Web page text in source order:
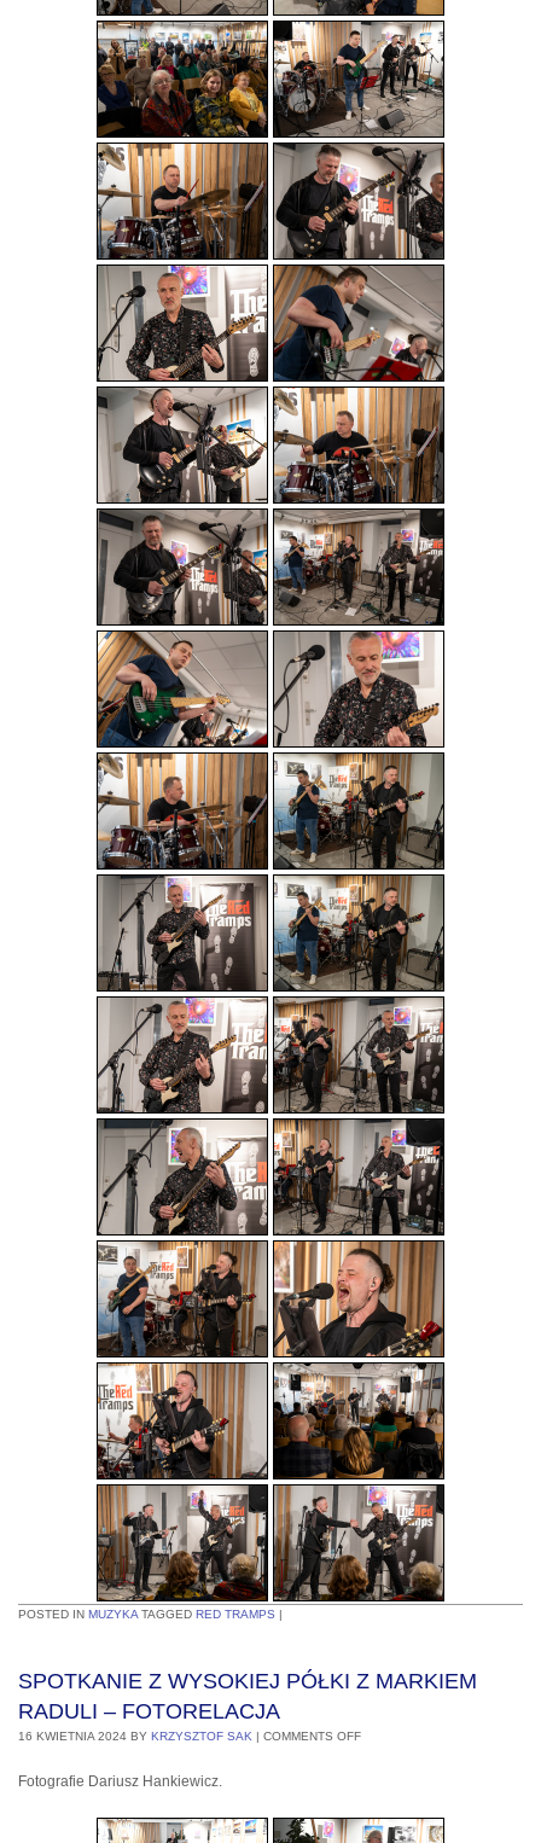
POSTED IN MUZYKA TAGGED RED TRAMPS |
SPOTKANIE Z WYSOKIEJ PÓŁKI Z MARKIEM
RADULI – FOTORELACJA
16 KWIETNIA 2024 BY KRZYSZTOF SAK | COMMENTS OFF
Fotografie Dariusz Hankiewicz.